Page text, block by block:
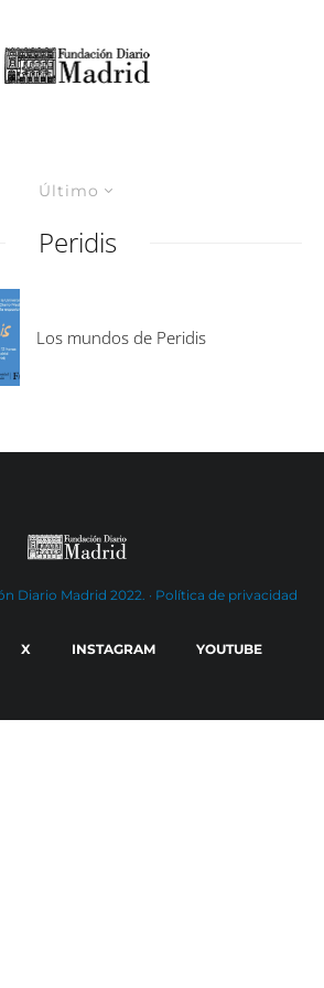
Último
Peridis
Los mundos de Peridis
Diario Madrid 2022. · Política de privacidad
X INSTAGRAM YOUTUBE